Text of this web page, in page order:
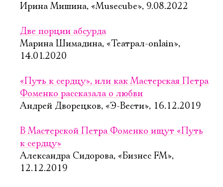
Ирина Мишина, «Musecube», 9.08.2022
Две порции абсурда
Марина Шимадина, «Театрал-onlain»,
14.01.2020
«Путь к сердцу», или как Мастерская Петра
Фоменко рассказала о любви
Андрей Дворецков, «Э-Вести», 16.12.2019
В Мастерской Петра Фоменко ищут «Путь
к сердцу»
Александра Сидорова, «Бизнес FM»,
12.12.2019